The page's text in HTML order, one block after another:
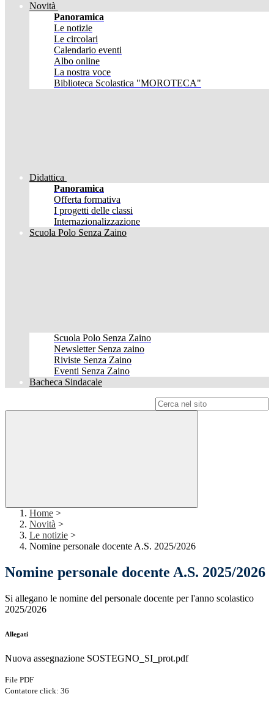
Novità
Panoramica
Le notizie
Le circolari
Calendario eventi
Albo online
La nostra voce
Biblioteca Scolastica "MOROTECA"
Didattica
Panoramica
Offerta formativa
I progetti delle classi
Internazionalizzazione
Scuola Polo Senza Zaino
Scuola Polo Senza Zaino
Newsletter Senza zaino
Riviste Senza Zaino
Eventi Senza Zaino
Bacheca Sindacale
Home >
Novità >
Le notizie >
Nomine personale docente A.S. 2025/2026
Nomine personale docente A.S. 2025/2026
Si allegano le nomine del personale docente per l'anno scolastico
2025/2026
Allegati
Nuova assegnazione SOSTEGNO_SI_prot.pdf
File PDF
Contatore click: 36